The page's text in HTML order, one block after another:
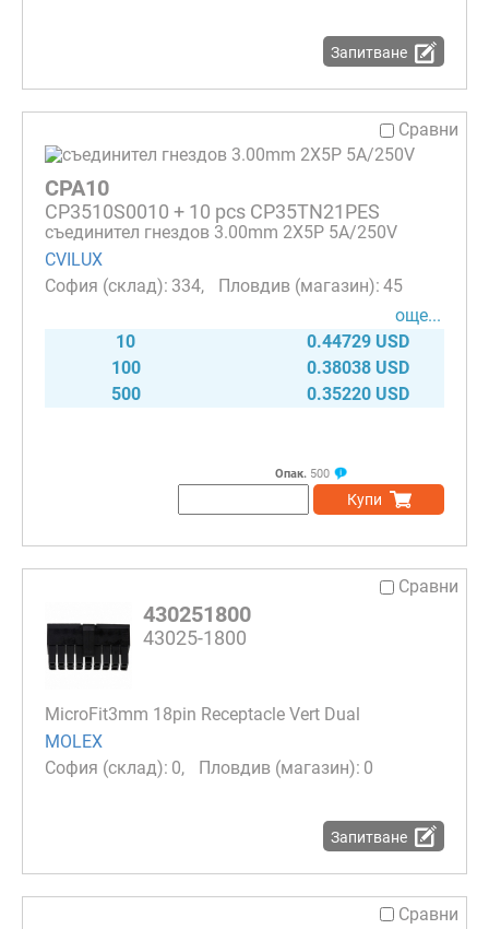
Запитване
Сравни
CPA10
CP3510S0010 + 10 pcs CP35TN21PES
съединител гнездов 3.00mm 2X5P 5A/250V
CVILUX
334
45
още...
10
0.44729 USD
100
0.38038 USD
500
0.35220 USD
Опак. 500
Купи
Сравни
430251800
43025-1800
MicroFit3mm 18pin Receptacle Vert Dual
MOLEX
0
0
Запитване
Сравни